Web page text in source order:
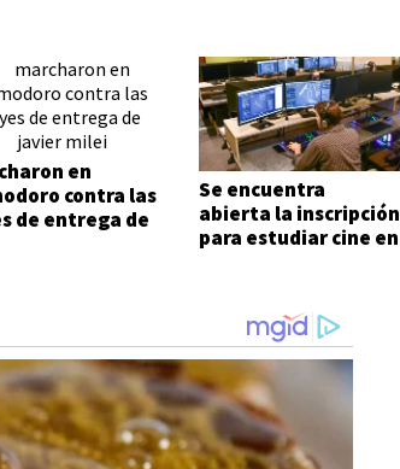
en
contra las
de entrega de
Se encuentra
abierta la inscripción
para estudiar cine en